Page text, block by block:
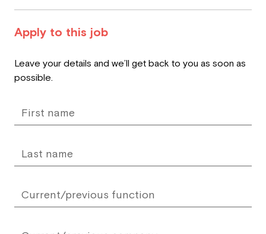
Apply to this job
field
Leave your details and we’ll get back to you as soon as
possible.